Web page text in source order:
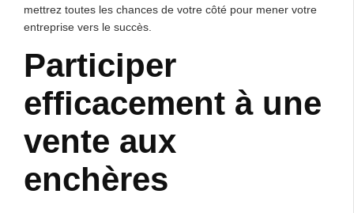
mettrez toutes les chances de votre côté pour mener votre
entreprise vers le succès.
Participer
efficacement à une
vente aux
enchères